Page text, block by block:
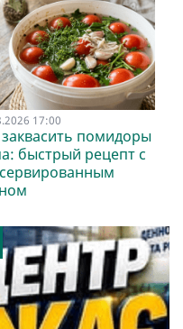
17:00
заквасить помидоры
быстрый рецепт с